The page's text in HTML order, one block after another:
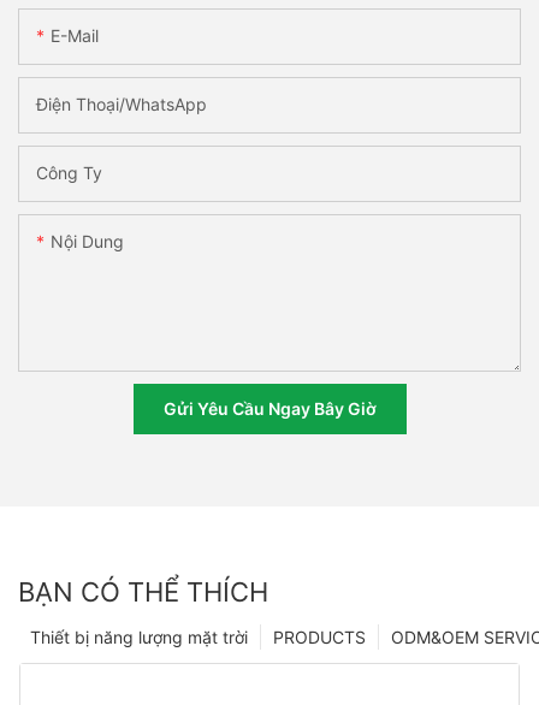
E-Mail
Điện Thoại/WhatsApp
Công Ty
Nội Dung
Gửi Yêu Cầu Ngay Bây Giờ
BẠN CÓ THỂ THÍCH
ODM&OEM
PRODUCTS
Thiết bị năng lượng mặt trời